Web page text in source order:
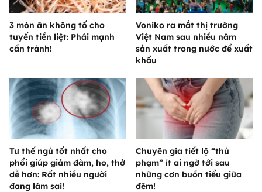
3 món ăn không tố cho
tuyến tiền liệt: Phái mạnh
cần tránh!
Voniko ra mắt thị trường
Việt Nam sau nhiều năm
sản xuất trong nước để xuất
khẩu
Tư thế ngủ tốt nhất cho
phổi giúp giảm đàm, ho, thở
dễ hơn: Rất nhiều người
đang làm sai!
Chuyên gia tiết lộ “thủ
phạm” ít ai ngờ tới sau
những cơn buồn tiểu giữa
đêm!